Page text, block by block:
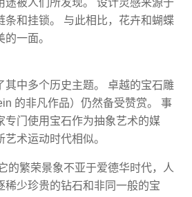
途被人们所发现。 设计灵感来源于
条和挂锁。 与此相比，花卉和蝴蝶
一面。
其中多个历史主题。 卓越的宝石雕
的非凡作品）仍然备受赞赏。 事
专门使用宝石作为抽象艺术的媒
术运动时代相似。
的繁荣景象不亚于爱德华时代，人
稀少珍贵的钻石和非同一般的宝